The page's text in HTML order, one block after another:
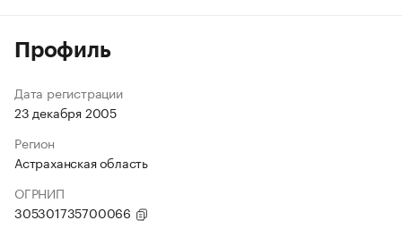
Профиль
Дата регистрации
23 декабря 2005
Регион
Астраханская область
ОГРНИП
305301735700066